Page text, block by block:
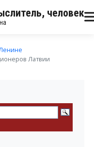
человек
Латвии